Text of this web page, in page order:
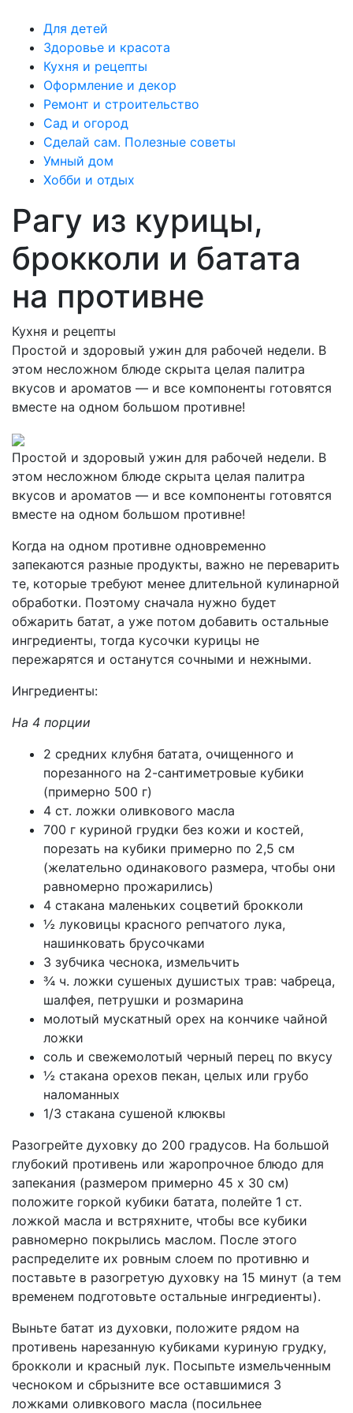
Для детей
Здоровье и красота
Кухня и рецепты
Оформление и декор
Ремонт и строительство
Сад и огород
Сделай сам. Полезные советы
Умный дом
Хобби и отдых
Рагу из курицы,
брокколи и батата
на противне
Кухня и рецепты
Простой и здоровый ужин для рабочей недели. В
этом несложном блюде скрыта целая палитра
вкусов и ароматов — и все компоненты готовятся
вместе на одном большом противне!
Простой и здоровый ужин для рабочей недели. В
этом несложном блюде скрыта целая палитра
вкусов и ароматов — и все компоненты готовятся
вместе на одном большом противне!
Когда на одном противне одновременно
запекаются разные продукты, важно не переварить
те, которые требуют менее длительной кулинарной
обработки. Поэтому сначала нужно будет
обжарить батат, а уже потом добавить остальные
ингредиенты, тогда кусочки курицы не
пережарятся и останутся сочными и нежными.
Ингредиенты:
На 4 порции
2 средних клубня батата, очищенного и
порезанного на 2-сантиметровые кубики
(примерно 500 г)
4 ст. ложки оливкового масла
700 г куриной грудки без кожи и костей,
порезать на кубики примерно по 2,5 см
(желательно одинакового размера, чтобы они
равномерно прожарились)
4 стакана маленьких соцветий брокколи
½ луковицы красного репчатого лука,
нашинковать брусочками
3 зубчика чеснока, измельчить
¾ ч. ложки сушеных душистых трав: чабреца,
шалфея, петрушки и розмарина
молотый мускатный орех на кончике чайной
ложки
соль и свежемолотый черный перец по вкусу
½ стакана орехов пекан, целых или грубо
наломанных
1/3 стакана сушеной клюквы
Разогрейте духовку до 200 градусов. На большой
глубокий противень или жаропрочное блюдо для
запекания (размером примерно 45 х 30 см)
положите горкой кубики батата, полейте 1 ст.
ложкой масла и встряхните, чтобы все кубики
равномерно покрылись маслом. После этого
распределите их ровным слоем по противню и
поставьте в разогретую духовку на 15 минут (а тем
временем подготовьте остальные ингредиенты).
Выньте батат из духовки, положите рядом на
противень нарезанную кубиками куриную грудку,
брокколи и красный лук. Посыпьте измельченным
чесноком и сбрызните все оставшимися 3
ложками оливкового масла (посильнее